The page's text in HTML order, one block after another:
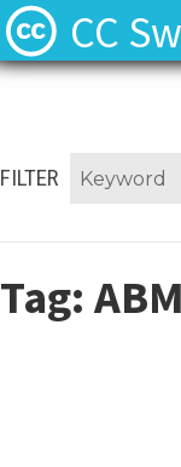
CC
FILTER
Tag: ABM